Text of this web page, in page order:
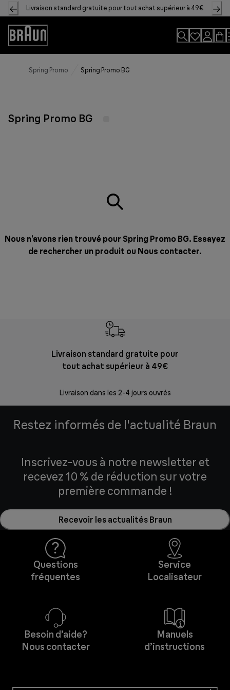
Skip
to
Content
Livraison standard gratuite pour tout achat supérieur à 49€
Accessibility
Statement
Spring Promo Spring Promo BG
Spring Promo BG
Nous n’avons rien trouvé pour Spring Promo BG. Essayez
de rechercher un produit ou Nous contacter.
Livraison standard gratuite pour
tout achat supérieur à 49€
Livraison dans les 2-4 jours ouvrés
Restez informés de l'actualité Braun
Inscrivez-vous à notre newsletter et
recevez 10 % de réduction sur votre
première commande !
Recevoir les actualités Braun
Questions
fréquentes
Service
Localisateur
Besoin d’aide?
Nous contacter
Manuels
d’instructions